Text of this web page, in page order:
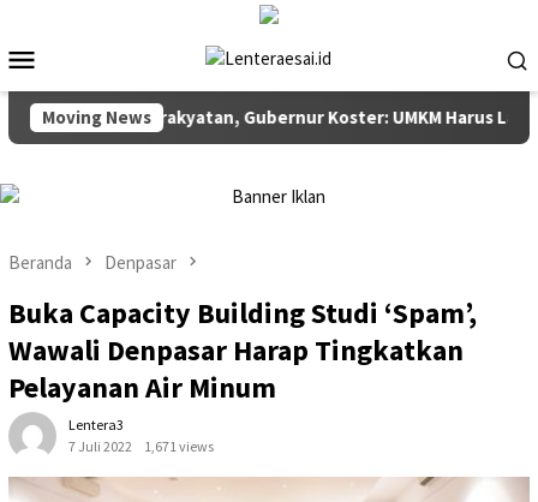
konten
Mobile
Moving News
Kerakyatan, Gubernur Koster: UMKM Harus Laku
Beranda Denpasar
Buka Capacity Building Studi ‘Spam’,
Wawali Denpasar Harap Tingkatkan
Pelayanan Air Minum
Lentera3
7 Juli 2022
1,671 views